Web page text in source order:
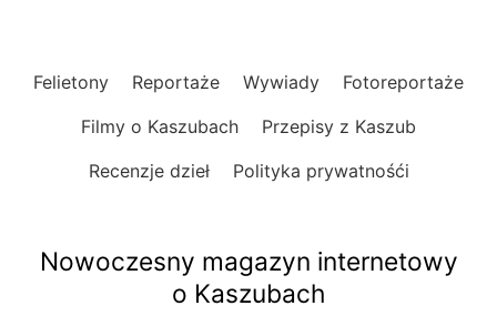
Felietony Reportaże Wywiady
Fotoreportaże
Filmy o Kaszubach
Przepisy z Kaszub
Recenzje dzieł
Polityka prywatnośći
Nowoczesny magazyn internetowy
o Kaszubach